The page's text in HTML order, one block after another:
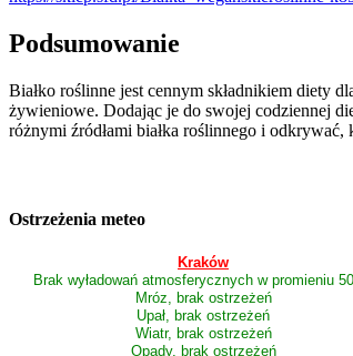
Podsumowanie
Białko roślinne jest cennym składnikiem diety
żywieniowe. Dodając je do swojej codziennej
różnymi źródłami białka roślinnego i
Ostrzeżenia meteo
Kraków
Brak wyładowań atmosferycznych w promieniu
Mróz, brak ostrzeżeń
Upał, brak ostrzeżeń
Wiatr, brak ostrzeżeń
Opady, brak ostrzeżeń